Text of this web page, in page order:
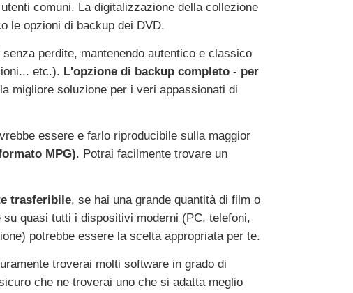
comuni. La digitalizzazione della collezione
le opzioni di backup dei DVD.
perdite, mantenendo autentico e classico
etc.). L'opzione di backup completo - per
migliore soluzione per i veri appassionati di
essere e farlo riproducibile sulla maggior
MPG). Potrai facilmente trovare un
trasferibile, se hai una grande quantità di film o
quasi tutti i dispositivi moderni (PC, telefoni,
potrebbe essere la scelta appropriata per te.
troverai molti software in grado di
che ne troverai uno che si adatta meglio